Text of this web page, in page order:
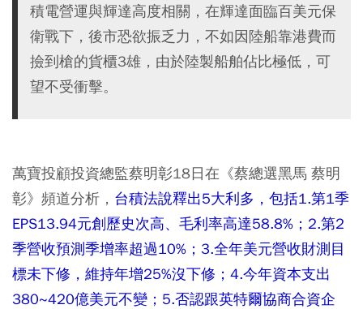
積電營運與輝達高度相關，在輝達面臨百美元保
衛戰下，後市恐欲振乏力，不如因陸船靠港費而
撿到槍的貨櫃3雄，由於陸製船舶佔比極低，可
望不受衝擊。
萬寶投顧投資總監蔡明彰18日在《蔡總選黑馬 蔡明
彰》頻道分析， 台積法說釋出5大利多，包括1.第1季
EPS13.94元創歷史次高、毛利率高達58.8%；2.第2
季營收預測季增率超過10%；3.全年美元營收財測目
標未下修，維持年增25%沒下修；4.今年資本支出
380~420億美元不變；5.否認跟英特爾協商合資企